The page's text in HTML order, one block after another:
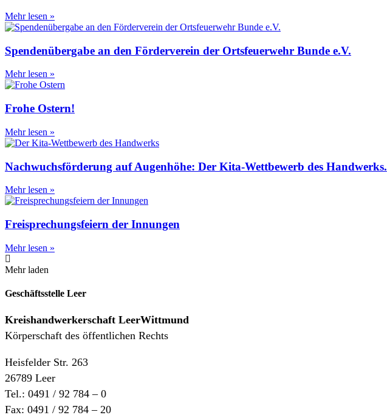
Mehr lesen »
Spendenübergabe an den Förderverein der Ortsfeuerwehr Bunde e.V.
Mehr lesen »
Frohe Ostern!
Mehr lesen »
Nachwuchsförderung auf Augenhöhe: Der Kita-Wettbewerb des Handwerks.
Mehr lesen »
Freisprechungsfeiern der Innungen
Mehr lesen »
Mehr laden
Geschäftsstelle Leer
Kreishandwerkerschaft LeerWittmund
Körperschaft des öffentlichen Rechts
Heisfelder Str. 263
26789 Leer
Tel.: 0491 / 92 784 – 0
Fax: 0491 / 92 784 – 20